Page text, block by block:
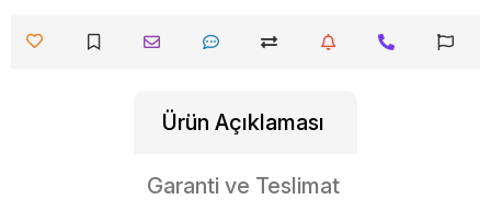
Ürün Açıklaması
Garanti ve Teslimat